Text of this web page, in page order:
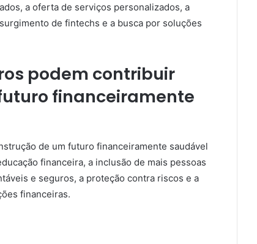
a oferta de serviços personalizados, a
de fintechs e a busca por soluções
podem contribuir
financeiramente
de um futuro financeiramente saudável
financeira, a inclusão de mais pessoas
e seguros, a proteção contra riscos e a
financeiras.